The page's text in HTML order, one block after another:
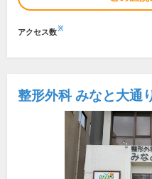
アクセス数※
整形外科 みなと大通